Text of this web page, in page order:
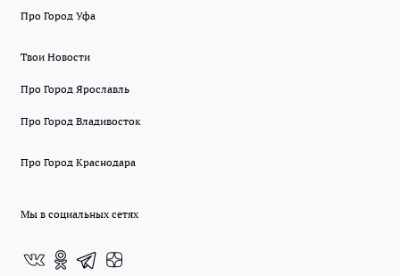
Про Город Уфа
Твои Новости
Про Город Ярославль
Про Город Владивосток
Про Город Краснодара
Мы в социальных сетях